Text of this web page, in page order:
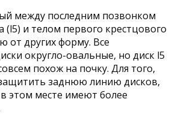
между последним позвонком
(l5) и телом первого крестцового
от других форму. Все
округло-овальные, но диск l5
похож на почку. Для того,
заднюю линию дисков,
этом месте имеют более